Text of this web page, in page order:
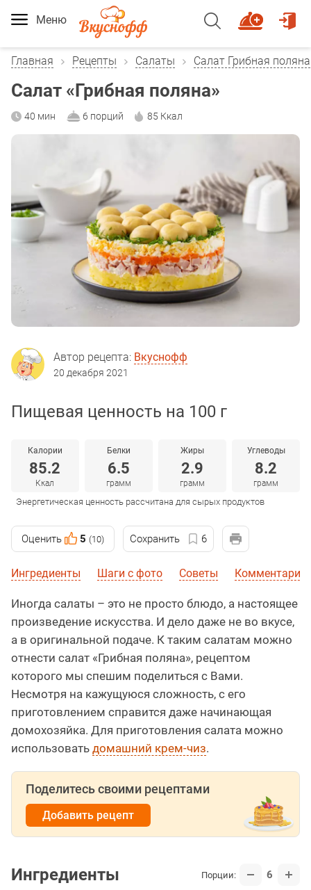
Меню
Главная Рецепты Салаты Салат Грибная поляна
Салат «Грибная поляна»
40 мин 6 порций 85 Ккал
Автор рецепта: Вкуснофф
20 декабря 2021
Пищевая ценность на 100 г
Калории
85.2
Ккал
Белки
6.5
грамм
Жиры
2.9
грамм
Углеводы
8.2
грамм
Энергетическая ценность рассчитана для сырых продуктов
Оценить 5 (10) Сохранить 6
Ингредиенты Шаги с фото Советы Комментарии
Иногда салаты – это не просто блюдо, а настоящее
произведение искусства. И дело даже не во вкусе,
а в оригинальной подаче. К таким салатам можно
отнести салат «Грибная поляна», рецептом
которого мы спешим поделиться с Вами.
Несмотря на кажущуюся сложность, с его
приготовлением справится даже начинающая
домохозяйка. Для приготовления салата можно
использовать домашний крем-чиз.
Поделитесь своими рецептами
Добавить рецепт
Ингредиенты Порции: 6